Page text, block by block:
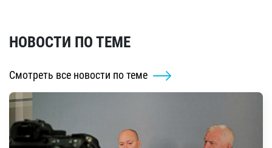
НОВОСТИ ПО ТЕМЕ
Смотреть все новости по теме